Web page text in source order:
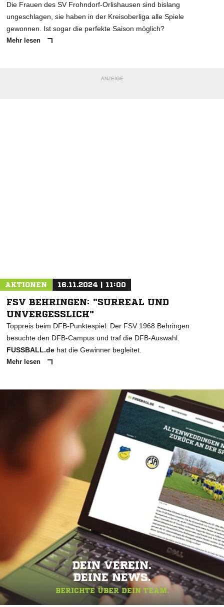
Die Frauen des SV Frohndorf-Orlishausen sind bislang
ungeschlagen, sie haben in der Kreisoberliga alle Spiele
gewonnen. Ist sogar die perfekte Saison möglich?
Mehr lesen
ANZEIGE
AKTIONEN 16.11.2024 | 11:00
FSV BEHRINGEN: "SURREAL UND
UNVERGESSLICH"
Toppreis beim DFB-Punktespiel: Der FSV 1968 Behringen
besuchte den DFB-Campus und traf die DFB-Auswahl.
FUSSBALL.de hat die Gewinner begleitet.
Mehr lesen
DEIN VEREIN.
DEINE NEWS.
BERICHTE ÜBER DEIN TEAM.